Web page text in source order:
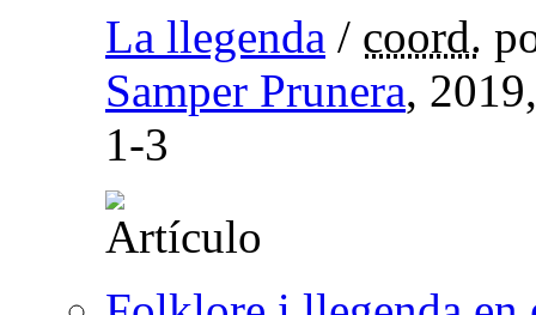
La llegenda / coord.
Samper Prunera,
1-3